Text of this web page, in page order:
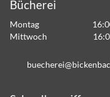
Bücherei
Montag 16:00
Mittwoch 16:00
b ch r b ck nb